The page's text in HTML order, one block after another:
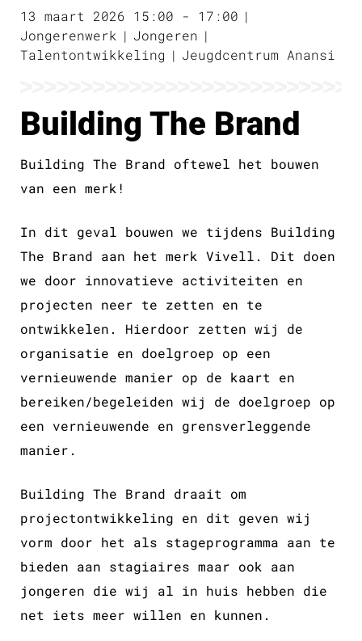
13 maart 2026 15:00 - 17:00
Jongerenwerk
Jongeren
Talentontwikkeling
Jeugdcentrum Anansi
Building The Brand
Building The Brand oftewel het bouwen
van een merk!
In dit geval bouwen we tijdens Building
The Brand aan het merk Vivell. Dit doen
we door innovatieve activiteiten en
projecten neer te zetten en te
ontwikkelen. Hierdoor zetten wij de
organisatie en doelgroep op een
vernieuwende manier op de kaart en
bereiken/begeleiden wij de doelgroep op
een vernieuwende en grensverleggende
manier.
Building The Brand draait om
projectontwikkeling en dit geven wij
vorm door het als stageprogramma aan te
bieden aan stagiaires maar ook aan
jongeren die wij al in huis hebben die
net iets meer willen en kunnen.